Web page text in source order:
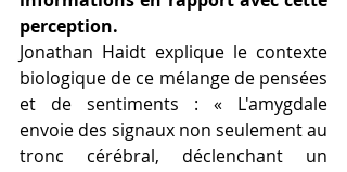
perception.
Jonathan Haidt explique le contexte
biologique de ce mélange de pensées
et de sentiments : « L'amygdale
envoie des signaux non seulement au
tronc cérébral, déclenchant un